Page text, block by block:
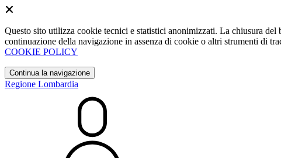
Questo sito utilizza cookie tecnici e statistici anonimizzati. La chiusura
continuazione della navigazione in assenza di cookie o altri strumenti di
COOKIE POLICY
Continua la navigazione
Regione Lombardia